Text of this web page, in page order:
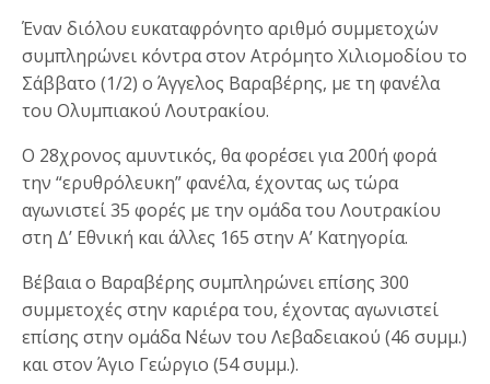
Έναν διόλου ευκαταφρόνητο αριθμό συμμετοχών
συμπληρώνει κόντρα στον Ατρόμητο Χιλιομοδίου το
Σάββατο (1/2) ο Άγγελος Βαραβέρης, με τη φανέλα
του Ολυμπιακού Λουτρακίου.
Ο 28χρονος αμυντικός, θα φορέσει για 200ή φορά
την “ερυθρόλευκη” φανέλα, έχοντας ως τώρα
αγωνιστεί 35 φορές με την ομάδα του Λουτρακίου
στη Δ’ Εθνική και άλλες 165 στην Α’ Κατηγορία.
Βέβαια ο Βαραβέρης συμπληρώνει επίσης 300
συμμετοχές στην καριέρα του, έχοντας αγωνιστεί
επίσης στην ομάδα Νέων του Λεβαδειακού (46 συμμ.)
και στον Άγιο Γεώργιο (54 συμμ.).